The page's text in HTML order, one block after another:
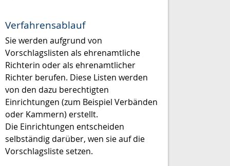
Verfahrensablauf
Sie werden aufgrund von
Vorschlagslisten als ehrenamtliche
Richterin oder als ehrenamtlicher
Richter berufen. Diese Listen werden
von den dazu berechtigten
Einrichtungen (zum Beispiel Verbänden
oder Kammern) erstellt.
Die Einrichtungen entscheiden
selbständig darüber, wen sie auf die
Vorschlagsliste setzen.